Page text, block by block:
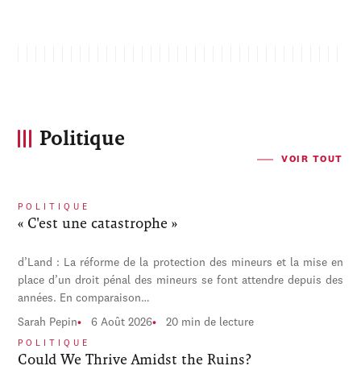
Politique
VOIR TOUT
POLITIQUE
« C'est une catastrophe »
d’Land : La réforme de la protection des mineurs et la mise en
place d’un droit pénal des mineurs se font attendre depuis des
années. En comparaison…
Sarah Pepin 6 Août 2026 20 min de lecture
POLITIQUE
Could We Thrive Amidst the Ruins?